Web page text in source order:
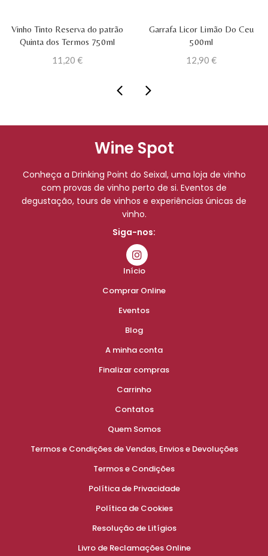
Vinho Tinto Reserva do patrão
Quinta dos Termos 750ml
11,20 €
Garrafa Licor Limão Do Ceu
500ml
12,90 €
Wine Spot
Conheça a Drinking Point do Seixal, uma loja de vinho
com provas de vinho perto de si. Eventos de
degustação, tours de vinhos e experiências únicas de
vinho.
Siga-nos:
Início
Comprar Online
Eventos
Blog
A minha conta
Finalizar compras
Carrinho
Contatos
Quem Somos
Termos e Condições de Vendas, Envios e Devoluções
Termos e Condições
Política de Privacidade
Política de Cookies
Resolução de Litígios
Livro de Reclamações Online